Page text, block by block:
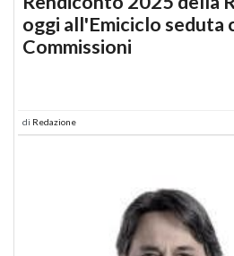
oggi all'Emiciclo seduta
Commissioni
di Redazione